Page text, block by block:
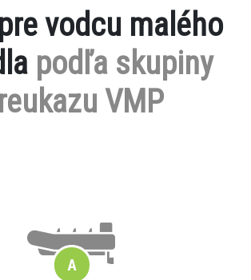
vodcu malého
podľa skupiny
VMP